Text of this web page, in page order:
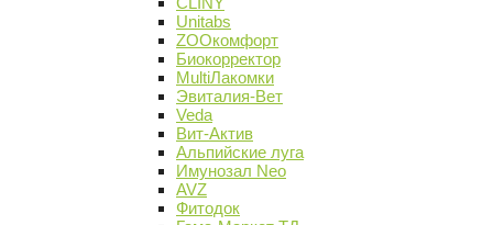
Unitabs
ZOOкомфорт
Биокорректор
MultiЛакомки
Эвиталия-Вет
Veda
Вит-Актив
Альпийские луга
Имунозал Neo
AVZ
Фитодок